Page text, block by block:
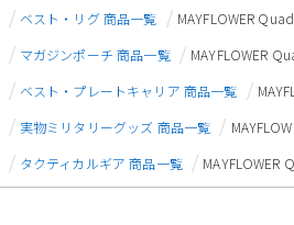
ベスト・リグ 商品一覧
MAYFLOWER
マガジンポーチ 商品一覧
MAYFLOWER
ベスト・プレートキャリア 商品一覧
実物ミリタリーグッズ 商品一覧
タクティカルギア 商品一覧 MAYFLOWER